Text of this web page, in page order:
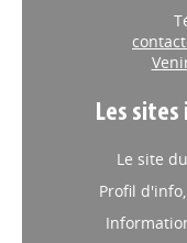
Les
Le site
Profil